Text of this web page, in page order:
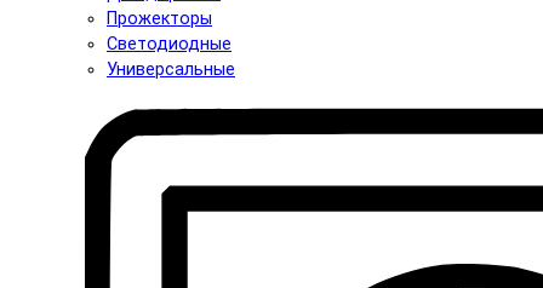
Прожекторы
Светодиодные
Универсальные